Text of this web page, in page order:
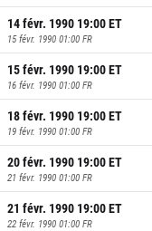
14 févr. 1990 19:00ET
15 févr. 1990 01:00 FR
15 févr. 1990 19:00ET
16 févr. 1990 01:00 FR
18 févr. 1990 19:00ET
19 févr. 1990 01:00 FR
20 févr. 1990 19:00ET
21 févr. 1990 01:00 FR
21 févr. 1990 19:00ET
22 févr. 1990 01:00 FR